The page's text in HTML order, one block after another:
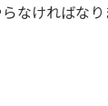
なければなり